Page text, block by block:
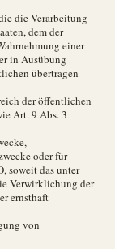
die Verarbeitung
dem der
einer
in Ausübung
übertragen
der öffentlichen
Art. 9 Abs. 3
oder für
soweit das unter
Verwirklichung der
ernsthaft
von